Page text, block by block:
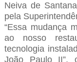
Neiva de
pela
“Essa mudança
ao nosso
tecnologia
João Paulo II”,